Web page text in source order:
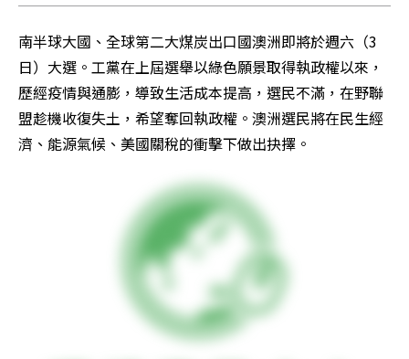
南半球大國、全球第二大煤炭出口國澳洲即將於週六（3
日）大選。工黨在上屆選舉以綠色願景取得執政權以來，
歷經疫情與通膨，導致生活成本提高，選民不滿，在野聯
盟趁機收復失土，希望奪回執政權。澳洲選民將在民生經
濟、能源氣候、美國關稅的衝擊下做出抉擇。